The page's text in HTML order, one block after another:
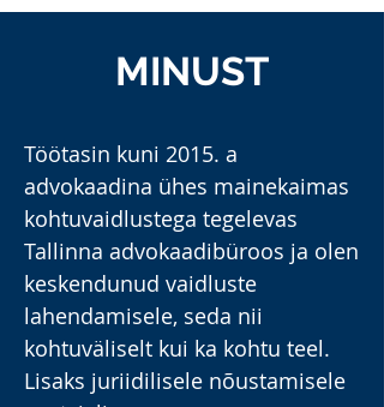
MINUST
Töötasin kuni 2015. a
advokaadina ühes mainekaimas
kohtuvaidlustega tegelevas
Tallinna advokaadibüroos ja olen
keskendunud vaidluste
lahendamisele, seda nii
kohtuväliselt kui ka kohtu teel.
Lisaks juriidilisele nõustamisele